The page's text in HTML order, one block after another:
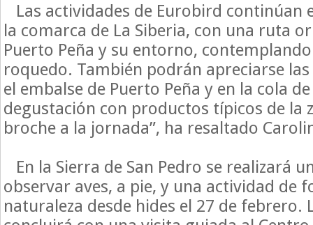
Las actividades de Eurobird continúan
la comarca de La Siberia, con una ruta
Puerto Peña y su entorno,
roquedo. También podrán apreciarse las
el embalse de Puerto Peña y en la cola
degustación con productos típicos de la
broche a la jornada”, ha resaltado
En la Sierra de San Pedro se realizará
observar aves, a pie, y una actividad de
naturaleza desde hides el 27 de febrero.